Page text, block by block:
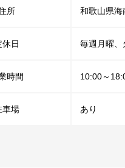
所 和歌山県海
休日 毎週月曜
時間 10:00～
車場 あり